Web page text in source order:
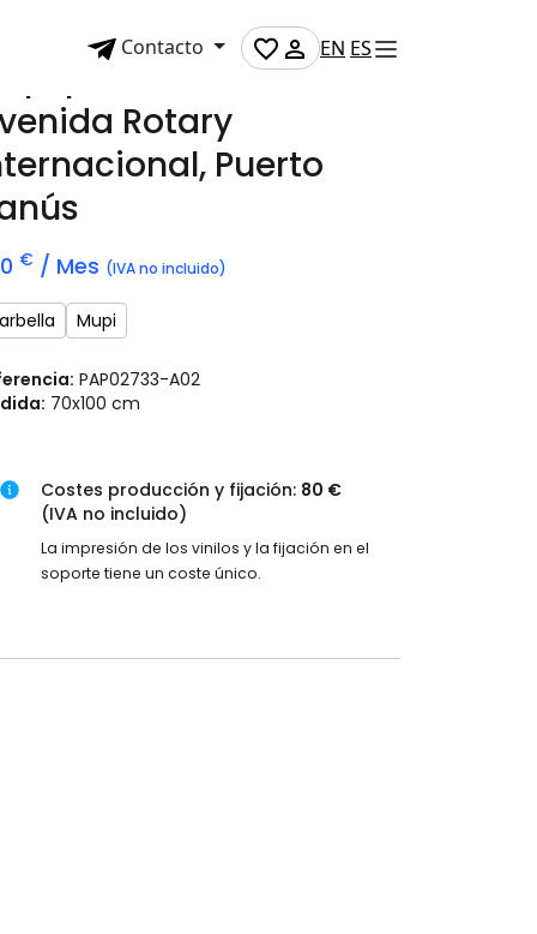
Contacto EN ES
publicitario en
Rotary
Puerto
€ / Mes (IVA no incluido)
Mupi
PAP02733-A02
70x100 cm
Costes producción y fijación: 80 €
(IVA no incluido)
La impresión de los vinilos y la fijación en el
soporte tiene un coste único.